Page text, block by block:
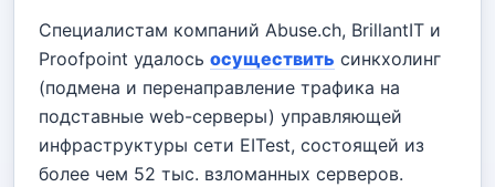
Специалистам компаний Abuse.ch, BrillantIT и
Proofpoint удалось осуществить синкхолинг
(подмена и перенаправление трафика на
подставные web-серверы) управляющей
инфраструктуры сети EITest, состоящей из
более чем 52 тыс. взломанных серверов.